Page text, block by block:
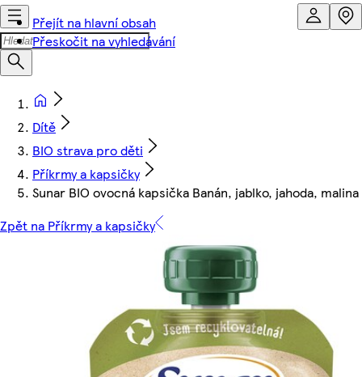
Přejít na hlavní obsah
Přeskočit na vyhledávání
Dítě
BIO strava pro děti
Příkrmy a kapsičky
Sunar BIO ovocná kapsička Banán, jablko, jahoda,
Zpět na Příkrmy a kapsičky